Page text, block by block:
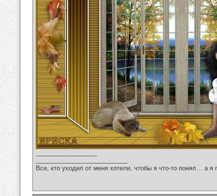
Все, кто уходил от меня хотели, чтобы я что-то понял… а